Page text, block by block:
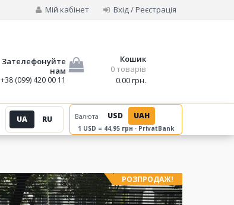
Мій кабінет Вхід / Реєстрація
Зателефонуйте
нам
+38 (099) 420 00 11
Кошик
0 товарів
0.00 грн.
UA RU Валюта USD UAH
1 USD = 44,95 грн · PrivatBank
РОЗПРОДАЖ!